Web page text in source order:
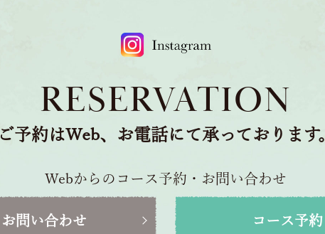
RESERVATION
ご予約はWeb、お電話にて承っております
Webからのコース予約・お問い合わせ
コース予約
お問い合わせ